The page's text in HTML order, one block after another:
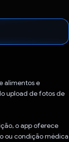
alimentos e
upload de fotos de
o app oferece
ou condição médica